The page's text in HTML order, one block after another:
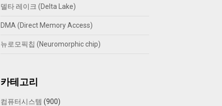
델타 레이크 (Delta Lake)
DMA (Direct Memory Access)
뉴로모픽칩 (Neuromorphic chip)
카테고리
컴퓨터시스템 (900)